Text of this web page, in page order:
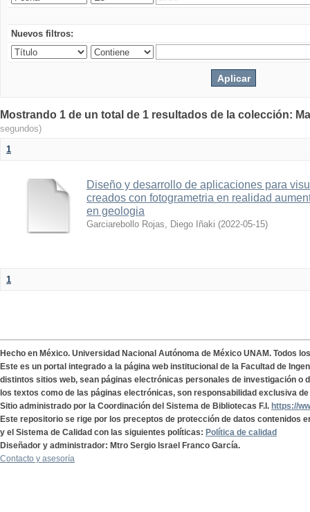
Nuevos filtros:
Mostrando 1 de un total de 1 resultados de la colección:
segundos)
1
Diseño y desarrollo de aplicaciones para
creados con fotogrametria en realidad
en geologia
Garciarebollo Rojas, Diego Iñaki (2022-05-15)
1
Hecho en México. Universidad Nacional Autónoma de México UNAM. Todos
Este es un portal integrado a la página web institucional de la Facultad de
distintos sitios web, sean páginas electrónicas personales de investigación o
los textos como de las páginas electrónicas, son responsabilidad exclusiva
Sitio administrado por la Coordinación del Sistema de Bibliotecas F.I. https://
Este repositorio se rige por los preceptos de protección de datos contenidos
y el Sistema de Calidad con las siguientes políticas: Política de calidad
Diseñador y administrador: Mtro Sergio Israel Franco García.
Contacto y asesoría